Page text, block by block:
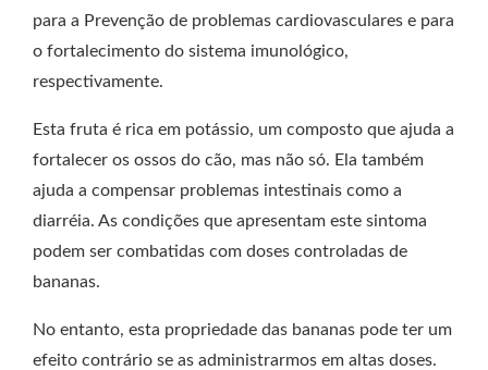
para a Prevenção de problemas cardiovasculares e para
o fortalecimento do sistema imunológico,
respectivamente.
Esta fruta é rica em potássio, um composto que ajuda a
fortalecer os ossos do cão, mas não só. Ela também
ajuda a compensar problemas intestinais como a
diarréia. As condições que apresentam este sintoma
podem ser combatidas com doses controladas de
bananas.
No entanto, esta propriedade das bananas pode ter um
efeito contrário se as administrarmos em altas doses.